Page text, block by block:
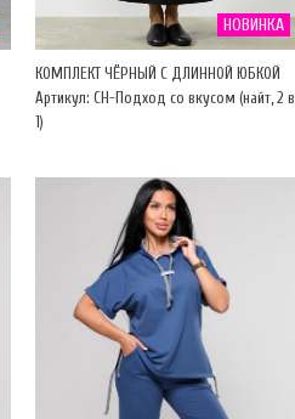
НОВИНКА
КОМПЛЕКТ ЧЁРНЫЙ С ДЛИННОЙ ЮБКОЙ
Артикул: CH-Подход со вкусом (найт, 2 в
1)